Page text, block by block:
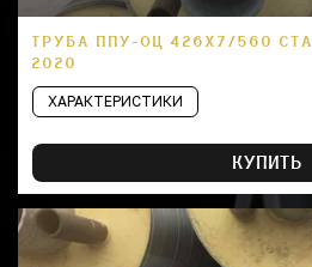
ТРУБА ППУ-ОЦ 426Х7/560
2020
ХАРАКТЕРИСТИКИ
КУПИТЬ